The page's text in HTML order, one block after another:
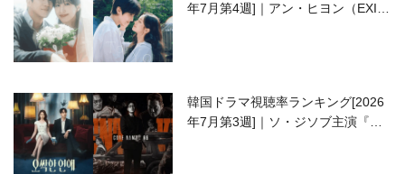
年7月第4週]｜アン・ヒヨン（EXID
韓国ドラマ視聴率ランキング[2026
年7月第3週]｜ソ・ジソブ主演『エ